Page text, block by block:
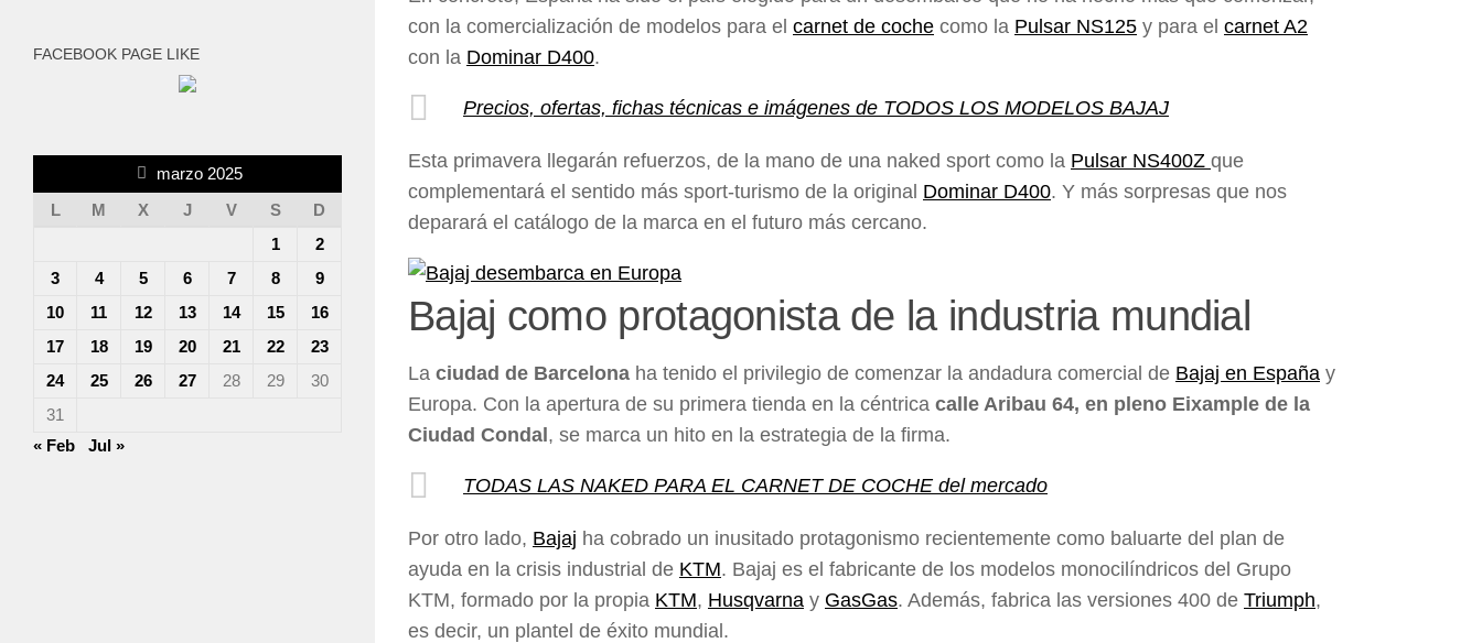
con la comercialización de modelos para el carnet de coche como la Pulsar NS125 y para el carnet A2
con la Dominar D400.
Precios, ofertas, fichas técnicas e imágenes de TODOS LOS MODELOS BAJAJ
Esta primavera llegarán refuerzos, de la mano de una naked sport como la Pulsar NS400Z que
complementará el sentido más sport-turismo de la original Dominar D400. Y más sorpresas que nos
deparará el catálogo de la marca en el futuro más cercano.
Bajaj como protagonista de la industria mundial
La ciudad de Barcelona ha tenido el privilegio de comenzar la andadura comercial de Bajaj en España y
Europa. Con la apertura de su primera tienda en la céntrica calle Aribau 64, en pleno Eixample de la
Ciudad Condal , se marca un hito en la estrategia de la firma.
TODAS LAS NAKED PARA EL CARNET DE COCHE del mercado
Por otro lado, Bajaj ha cobrado un inusitado protagonismo recientemente como baluarte del plan de
ayuda en la crisis industrial de KTM. Bajaj es el fabricante de los modelos monocilíndricos del Grupo
KTM, formado por la propia KTM, Husqvarna y GasGas. Además, fabrica las versiones 400 de Triumph,
es decir, un plantel de éxito mundial.
FACEBOOK PAGE LIKE
marzo 2025
L
M X J V S
D
1
2
3
4 5 6 7 8
9
10
11 12 13 14 15
16
17
18 19 20 21 22
23
24
25 26 27 28 29
30
31
« Feb
Jul »